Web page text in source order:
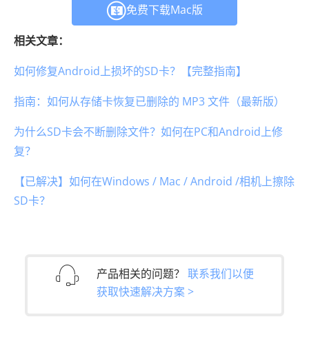
免费下载Mac版
相关文章：
如何修复Android上损坏的SD卡？【完整指南】
指南：如何从存储卡恢复已删除的 MP3 文件（最新版）
为什么SD卡会不断删除文件？如何在PC和Android上修
复？
【已解决】如何在Windows / Mac / Android /相机上擦除
SD卡？
产品相关的问题？ 联系我们以便
获取快速解决方案 >